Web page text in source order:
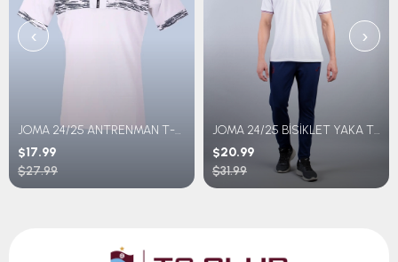
JOMA 24/25 ANTRENMAN T-SHIRT GENÇ
$17.99
$27.99
JOMA 24/25 BİSİKLET YAKA T-SHIRT
$20.99
$31.99
‹ ›